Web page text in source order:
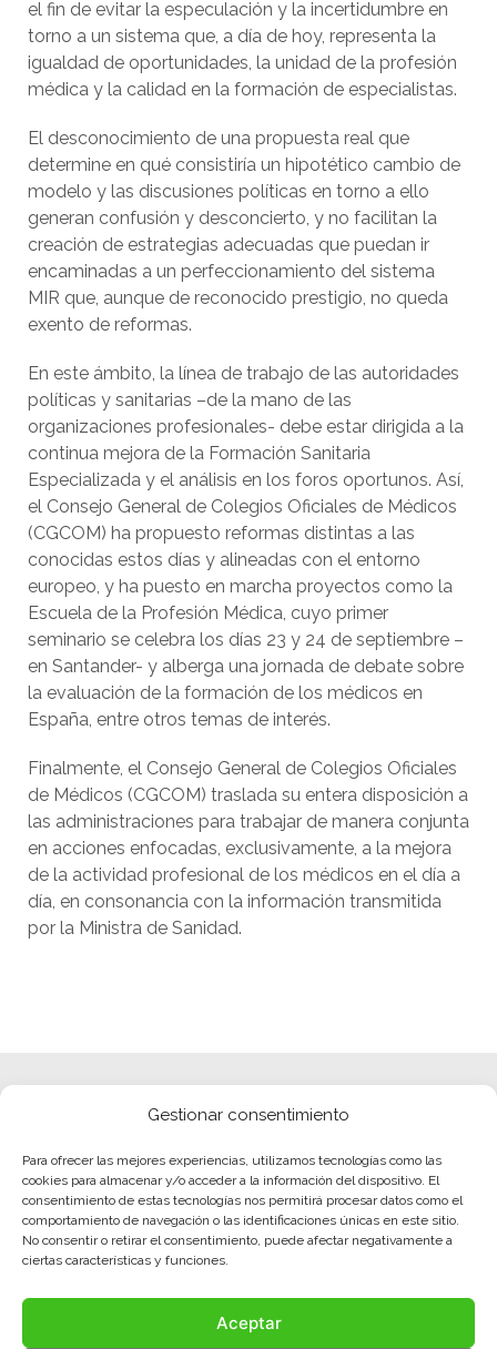
Gestionar consentimiento
Para ofrecer las mejores experiencias, utilizamos tecnologías como las
cookies para almacenar y/o acceder a la información del dispositivo. El
consentimiento de estas tecnologías nos permitirá procesar datos como el
comportamiento de navegación o las identificaciones únicas en este sitio.
No consentir o retirar el consentimiento, puede afectar negativamente a
ciertas características y funciones.
Aceptar
el fin de evitar la especulación y la incertidumbre en
torno a un sistema que, a día de hoy, representa la
igualdad de oportunidades, la unidad de la profesión
médica y la calidad en la formación de especialistas.
El desconocimiento de una propuesta real que
determine en qué consistiría un hipotético cambio de
modelo y las discusiones políticas en torno a ello
generan confusión y desconcierto, y no facilitan la
creación de estrategias adecuadas que puedan ir
encaminadas a un perfeccionamiento del sistema
MIR que, aunque de reconocido prestigio, no queda
exento de reformas.
En este ámbito, la línea de trabajo de las autoridades
políticas y sanitarias –de la mano de las
organizaciones profesionales- debe estar dirigida a la
continua mejora de la Formación Sanitaria
Especializada y el análisis en los foros oportunos. Así,
el Consejo General de Colegios Oficiales de Médicos
(CGCOM) ha propuesto reformas distintas a las
conocidas estos días y alineadas con el entorno
europeo, y ha puesto en marcha proyectos como la
Escuela de la Profesión Médica, cuyo primer
seminario se celebra los días 23 y 24 de septiembre –
en Santander- y alberga una jornada de debate sobre
la evaluación de la formación de los médicos en
España, entre otros temas de interés.
Finalmente, el Consejo General de Colegios Oficiales
de Médicos (CGCOM) traslada su entera disposición a
las administraciones para trabajar de manera conjunta
en acciones enfocadas, exclusivamente, a la mejora
de la actividad profesional de los médicos en el día a
día, en consonancia con la información transmitida
por la Ministra de Sanidad.